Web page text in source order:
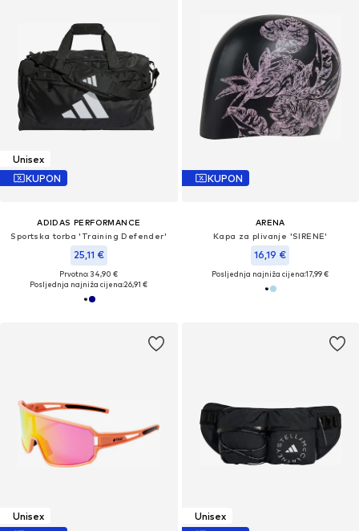
Unisex
KUPON
ADIDAS PERFORMANCE
Sportska torba 'Training Defender'
25,11 €
Prvotno: 34,90 €
Posljednja najniža cijena:26,91 €
KUPON
ARENA
Kapa za plivanje 'SIRENE'
16,19 €
Posljednja najniža cijena:17,99 €
Unisex
Unisex